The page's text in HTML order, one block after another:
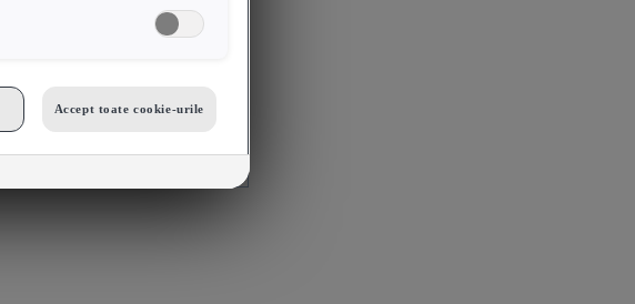
Accept toate cookie-urile